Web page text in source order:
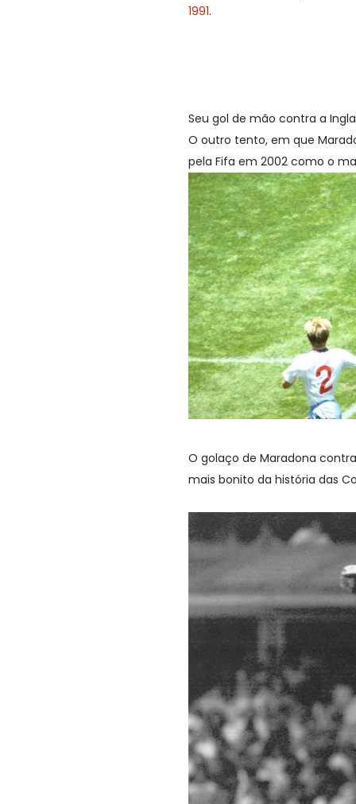
1991.
Seu gol de mão contra a
O outro tento, em que
pela Fifa em 2002 como o
O golaço de Maradona
mais bonito da história das